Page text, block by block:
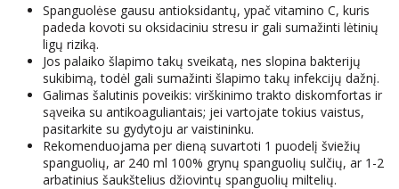
Spanguolėse gausu antioksidantų, ypač vitamino C, kuris
padeda kovoti su oksidaciniu stresu ir gali sumažinti lėtinių
ligų riziką.
Jos palaiko šlapimo takų sveikatą, nes slopina bakterijų
sukibimą, todėl gali sumažinti šlapimo takų infekcijų dažnį.
Galimas šalutinis poveikis: virškinimo trakto diskomfortas ir
sąveika su antikoaguliantais; jei vartojate tokius vaistus,
pasitarkite su gydytoju ar vaistininku.
Rekomenduojama per dieną suvartoti 1 puodelį šviežių
spanguolių, ar 240 ml 100% grynų spanguolių sulčių, ar 1-2
arbatinius šaukštelius džiovintų spanguolių miltelių.